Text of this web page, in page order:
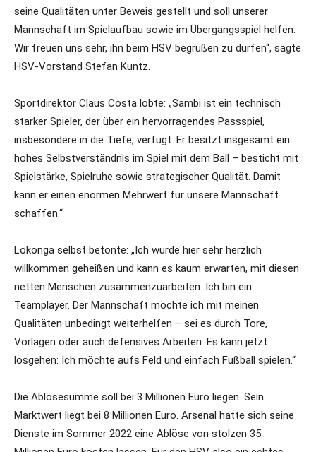
seine Qualitäten unter Beweis gestellt und soll unserer
Mannschaft im Spielaufbau sowie im Übergangsspiel helfen.
Wir freuen uns sehr, ihn beim HSV begrüßen zu dürfen“, sagte
HSV-Vorstand Stefan Kuntz.
Sportdirektor Claus Costa lobte: „Sambi ist ein technisch
starker Spieler, der über ein hervorragendes Passspiel,
insbesondere in die Tiefe, verfügt. Er besitzt insgesamt ein
hohes Selbstverständnis im Spiel mit dem Ball – besticht mit
Spielstärke, Spielruhe sowie strategischer Qualität. Damit
kann er einen enormen Mehrwert für unsere Mannschaft
schaffen.“
Lokonga selbst betonte: „Ich wurde hier sehr herzlich
willkommen geheißen und kann es kaum erwarten, mit diesen
netten Menschen zusammenzuarbeiten. Ich bin ein
Teamplayer. Der Mannschaft möchte ich mit meinen
Qualitäten unbedingt weiterhelfen – sei es durch Tore,
Vorlagen oder auch defensives Arbeiten. Es kann jetzt
losgehen: Ich möchte aufs Feld und einfach Fußball spielen.“
Die Ablösesumme soll bei 3 Millionen Euro liegen. Sein
Marktwert liegt bei 8 Millionen Euro. Arsenal hatte sich seine
Dienste im Sommer 2022 eine Ablöse von stolzen 35